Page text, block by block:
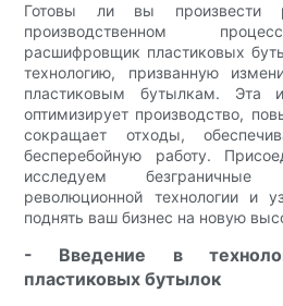
Готовы ли вы произвести
производственном
расшифровщик пластиковых
технологию, призванную
пластиковым бутылкам. Эта
оптимизирует производство,
сокращает отходы,
бесперебойную работу.
исследуем
революционной технологии и
поднять ваш бизнес на новую
- Введение в
пластиковых бутылок